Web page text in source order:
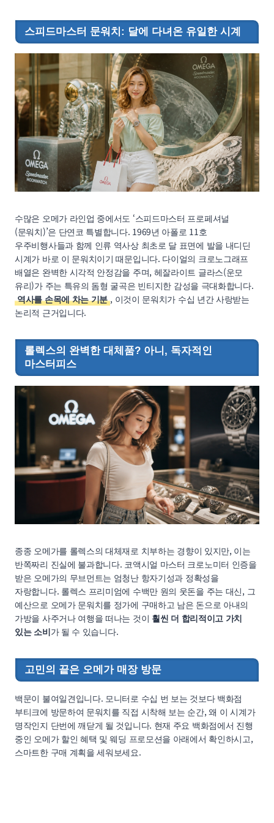
스피드마스터 문워치: 달에 다녀온 유일한 시계
수많은 오메가 라인업 중에서도 ‘스피드마스터 프로페셔널
(문워치)’은 단연코 특별합니다. 1969년 아폴로 11호
우주비행사들과 함께 인류 역사상 최초로 달 표면에 발을 내디딘
시계가 바로 이 문워치이기 때문입니다. 다이얼의 크로노그래프
배열은 완벽한 시각적 안정감을 주며, 헤잘라이트 글라스(운모
유리)가 주는 특유의 돔형 굴곡은 빈티지한 감성을 극대화합니다.
역사를 손목에 차는 기분 , 이것이 문워치가 수십 년간 사랑받는
논리적 근거입니다.
롤렉스의 완벽한 대체품? 아니, 독자적인
마스터피스
종종 오메가를 롤렉스의 대체재로 치부하는 경향이 있지만, 이는
반쪽짜리 진실에 불과합니다. 코액시얼 마스터 크로노미터 인증을
받은 오메가의 무브먼트는 엄청난 항자기성과 정확성을
자랑합니다. 롤렉스 프리미엄에 수백만 원의 웃돈을 주는 대신, 그
예산으로 오메가 문워치를 정가에 구매하고 남은 돈으로 아내의
가방을 사주거나 여행을 떠나는 것이 훨씬 더 합리적이고 가치
있는 소비가 될 수 있습니다.
고민의 끝은 오메가 매장 방문
백문이 불여일견입니다. 모니터로 수십 번 보는 것보다 백화점
부티크에 방문하여 문워치를 직접 시착해 보는 순간, 왜 이 시계가
명작인지 단번에 깨닫게 될 것입니다. 현재 주요 백화점에서 진행
중인 오메가 할인 혜택 및 웨딩 프로모션을 아래에서 확인하시고,
스마트한 구매 계획을 세워보세요.